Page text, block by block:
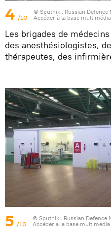
4 /10
© Sputnik . Russian Defence
Accéder à la base multimédia
Les brigades de
des anesthésiologistes,
thérapeutes, des
5 /10
© Sputnik . Russian Defence
Accéder à la base multimédia